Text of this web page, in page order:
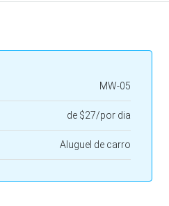
MW-05
de $27/por dia
Aluguel de carro